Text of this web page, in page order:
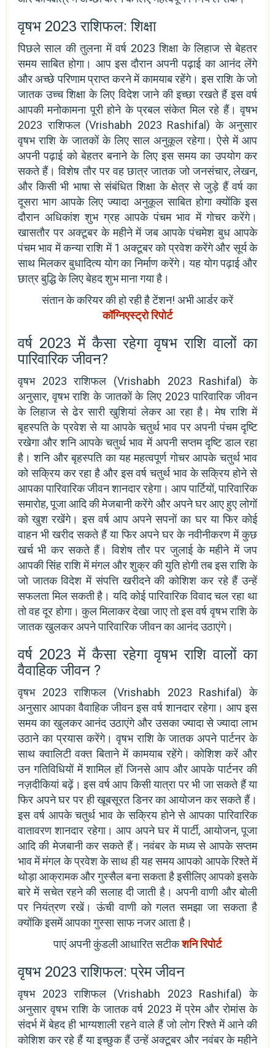
वृषभ 2023 राशिफल: शिक्षा
पिछले साल की तुलना में वर्ष 2023 शिक्षा के लिहाज से बेहतर
समय साबित होगा। आप इस दौरान अपनी पढ़ाई का आनंद लेंगे
और अच्छे परिणाम प्राप्त करने में कामयाब रहेंगे। इस राशि के जो
जातक उच्च शिक्षा के लिए विदेश जाने की इच्छा रखते हैं इस वर्ष
आपकी मनोकामना पूरी होने के प्रबल संकेत मिल रहे हैं। वृषभ
2023 राशिफल (Vrishabh 2023 Rashifal) के अनुसार
वृषभ राशि के जातकों के लिए साल अनुकूल रहेगा। ऐसे में आप
अपनी पढ़ाई को बेहतर बनाने के लिए इस समय का उपयोग कर
सकते हैं। विशेष तौर पर वह छात्र जातक जो जनसंचार, लेखन,
और किसी भी भाषा से संबंधित शिक्षा के क्षेत्र से जुड़े हैं वर्ष का
दूसरा भाग आपके लिए ज्यादा अनुकूल साबित होगा क्योंकि इस
दौरान अधिकांश शुभ ग्रह आपके पंचम भाव में गोचर करेंगे।
खासतौर पर अक्टूबर के महीने में जब आपके पंचमेश बुध आपके
पंचम भाव में कन्या राशि में 1 अक्टूबर को प्रवेश करेंगे और सूर्य के
साथ मिलकर बुधादित्य योग का निर्माण करेंगे। यह योग पढ़ाई और
छात्र बुद्धि के लिए बेहद शुभ माना गया है।
संतान के करियर की हो रही है टेंशन! अभी आर्डर करें
कॉग्निएस्ट्रो रिपोर्ट
वर्ष 2023 में कैसा रहेगा वृषभ राशि वालों का
पारिवारिक जीवन?
वृषभ 2023 राशिफल (Vrishabh 2023 Rashifal) के
अनुसार, वृषभ राशि के जातकों के लिए 2023 पारिवारिक जीवन
के लिहाज से ढेर सारी खुशियां लेकर आ रहा है। मेष राशि में
बृहस्पति के प्रवेश से या आपके चतुर्थ भाव पर अपनी पंचम दृष्टि
रखेगा और शनि आपके चतुर्थ भाव में अपनी सप्तम दृष्टि डाल रहा
है। शनि और बृहस्पति का यह महत्वपूर्ण गोचर आपके चतुर्थ भाव
को सक्रिय कर रहा है और इस वर्ष चतुर्थ भाव के सक्रिय होने से
आपका पारिवारिक जीवन शानदार रहेगा। आप पार्टियों, पारिवारिक
समारोह, पूजा आदि की मेजबानी करेंगे और अपने घर आए हुए लोगों
को खुश रखेंगे। इस वर्ष आप अपने सपनों का घर या फिर कोई
वाहन भी खरीद सकते हैं या फिर अपने घर के नवीनीकरण में कुछ
खर्च भी कर सकते हैं। विशेष तौर पर जुलाई के महीने में जप
आपकी सिंह राशि में मंगल और शुक्र की युति होगी तब इस राशि के
जो जातक विदेश में संपत्ति खरीदने की कोशिश कर रहे हैं उन्हें
सफलता मिल सकती है। यदि कोई पारिवारिक विवाद चल रहा था
तो वह दूर होगा। कुल मिलाकर देखा जाए तो इस वर्ष वृषभ राशि के
जातक खुलकर अपने पारिवारिक जीवन का आनंद उठाएंगे।
वर्ष 2023 में कैसा रहेगा वृषभ राशि वालों का
वैवाहिक जीवन ?
वृषभ 2023 राशिफल (Vrishabh 2023 Rashifal) के
अनुसार आपका वैवाहिक जीवन इस वर्ष शानदार रहेगा। आप इस
समय का खुलकर आनंद उठाएंगे और उसका ज्यादा से ज्यादा लाभ
उठाने का प्रयास करेंगे। वृषभ राशि के जातक अपने पार्टनर के
साथ क्वालिटी वक्त बिताने में कामयाब रहेंगे। कोशिश करें और
उन गतिविधियों में शामिल हों जिनसे आप और आपके पार्टनर की
नज़दीकियां बढ़ें। इस वर्ष आप किसी यात्रा पर भी जा सकते हैं या
फिर अपने घर पर ही खूबसूरत डिनर का आयोजन कर सकते हैं।
इस वर्ष आपके चतुर्थ भाव के सक्रिय होने से आपका पारिवारिक
वातावरण शानदार रहेगा। आप अपने घर में पार्टी, आयोजन, पूजा
आदि की मेजबानी कर सकते हैं। नवंबर के मध्य से आपके सप्तम
भाव में मंगल के प्रवेश के साथ ही यह समय आपको आपके रिश्ते में
थोड़ा आक्रामक और गुस्सैल बना सकता है इसीलिए आपको इसके
बारे में सचेत रहने की सलाह दी जाती है। अपनी वाणी और बोली
पर नियंत्रण रखें। ऊंची वाणी को गलत समझा जा सकता है
क्योंकि इसमें आपका गुस्सा साफ नजर आता है।
पाएं अपनी कुंडली आधारित सटीकशनि रिपोर्ट
वृषभ 2023 राशिफल: प्रेम जीवन
वृषभ 2023 राशिफल (Vrishabh 2023 Rashifal) के
अनुसार वृषभ राशि के जातक वर्ष 2023 में प्रेम और रोमांस के
संदर्भ में बेहद ही भाग्यशाली रहने वाले हैं जो लोग रिश्ते में आने की
कोशिश कर रहे हैं या इच्छुक हैं उन्हें अक्टूबर और नवंबर के महीने